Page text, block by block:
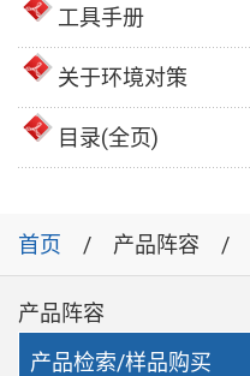
工具手册
关于环境对策
目录(全页)
首页 产品阵容
产品阵容
产品检索/样品购买